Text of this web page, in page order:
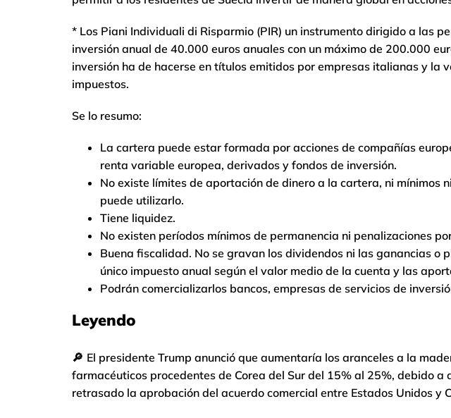
* Los Piani Individuali di Risparmio (PIR) un instrumento dirigido a las
inversión anual de 40.000 euros anuales con un máximo de 200.000
inversión ha de hacerse en títulos emitidos por empresas italianas y la
impuestos.
Se lo resumo:
La cartera puede estar formada por acciones de compañías
renta variable europea, derivados y fondos de inversión.
No existe límites de aportación de dinero a la cartera, ni mínimos
puede utilizarlo.
Tiene liquidez.
No existen períodos mínimos de permanencia ni penalizaciones
Buena fiscalidad. No se gravan los dividendos ni las ganancias o
único impuesto anual según el valor medio de la cuenta y las
Podrán comercializarlos bancos, empresas de servicios de
Leyendo
🔎 El presidente Trump anunció que aumentaría los aranceles a la
farmacéuticos procedentes de Corea del Sur del 15% al ​​25%, debido a
retrasado la aprobación del acuerdo comercial entre Estados Unidos y